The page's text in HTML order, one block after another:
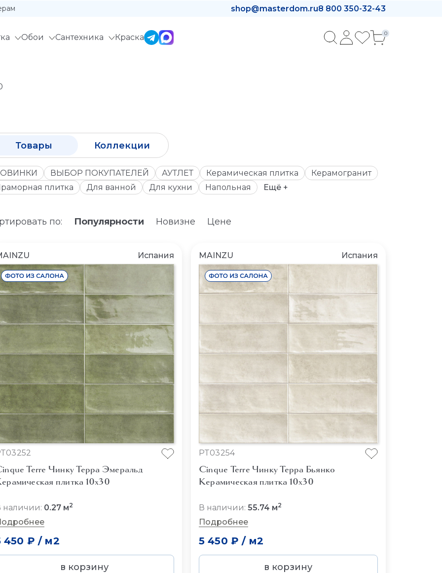
shop@masterdom.ru8 800 350-32-43
Обои Сантехника Краска 0
Товары Коллекции
ВЫБОР ПОКУПАТЕЛЕЙ АУТЛЕТ Керамическая плитка
Керамогранит
плитка
Для ванной Для кухни Напольная Ещё +
по: Популярности Новизне Цене
Испания
Terre Чинку Терра Эмеральд
плитка 10x30
наличии: 0.27 м2
450 ₽ / м2
в корзину
MAINZU Испания
PT03254
Cinque Terre Чинку Терра Бьянко
Керамическая плитка 10x30
В наличии: 55.74 м2
Подробнее
5 450 ₽ / м2
в корзину